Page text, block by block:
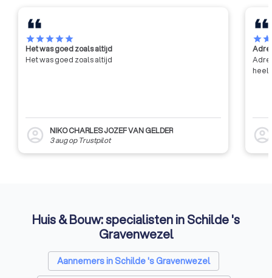
starstarstarstarstar
Het was goed zoals altijd
Het was goed zoals altijd
account_circle
NIKO CHARLES JOZEF VAN GELDER
3 augop Trustpilot
starstar
heel
account_circle
Huis & Bouw: specialisten in Schilde 's
Gravenwezel
Aannemers in Schilde 's Gravenwezel